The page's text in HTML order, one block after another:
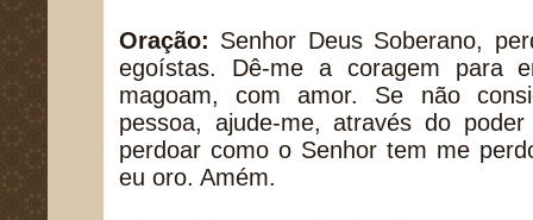
Oração: Senhor Deus Soberano,
egoístas. Dê-me a coragem para
magoam, com amor. Se não
pessoa, ajude-me, através do
perdoar como o Senhor tem me
eu oro. Amém.